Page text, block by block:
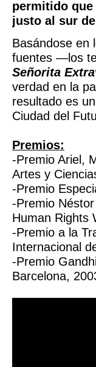
permitido
justo al sur
Basándose en
fuentes —los
Señorita
verdad en la
resultado es
Ciudad del
Premios:
-Premio Ariel,
Artes y
-Premio
-Premio
Human Rights
-Premio a la
Internacional
-Premio
Barcelona,